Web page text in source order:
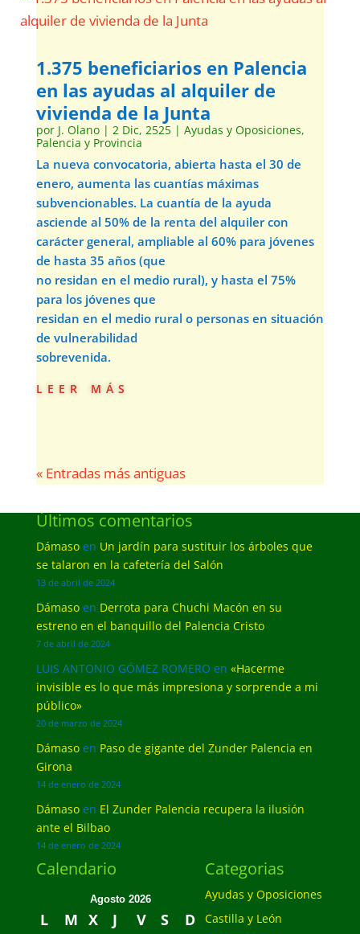
1.375 beneficiarios en Palencia
en las ayudas al alquiler de
vivienda de la Junta
por J. Olano| 2 Dic, 2525| Ayudas y Oposiciones,
Palencia y Provincia
La nueva convocatoria, abierta hasta el 30 de
enero, aumenta las cuantías máximas
subvencionables. La cuantía de la ayuda
asciende al 50% de la renta del alquiler con
carácter general, ampliable al 60% para jóvenes
de hasta 35 años (que
no residan en el medio rural), y hasta el 75%
para los jóvenes que
residan en el medio rural o personas en situación
de vulnerabilidad
sobrevenida.
leer más
« Entradas más antiguas
Últimos comentarios
Dámasoen Un jardín para sustituir los árboles que
se talaron en la cafetería del Salón
13 de abril de 2024
Dámasoen Derrota para Chuchi Macón en su
estreno en el banquillo del Palencia Cristo
7 de abril de 2024
LUIS ANTONIO GÓMEZ ROMERO en «Hacerme
invisible es lo que más impresiona y sorprende a mi
público»
20 de marzo de 2024
Dámasoen Paso de gigante del Zunder Palencia en
Girona
14 de enero de 2024
Dámasoen El Zunder Palencia recupera la ilusión
ante el Bilbao
14 de enero de 2024
Calendario
Agosto 2026
L M X J V S
D
Categorias
Ayudas y Oposiciones
Castilla y León